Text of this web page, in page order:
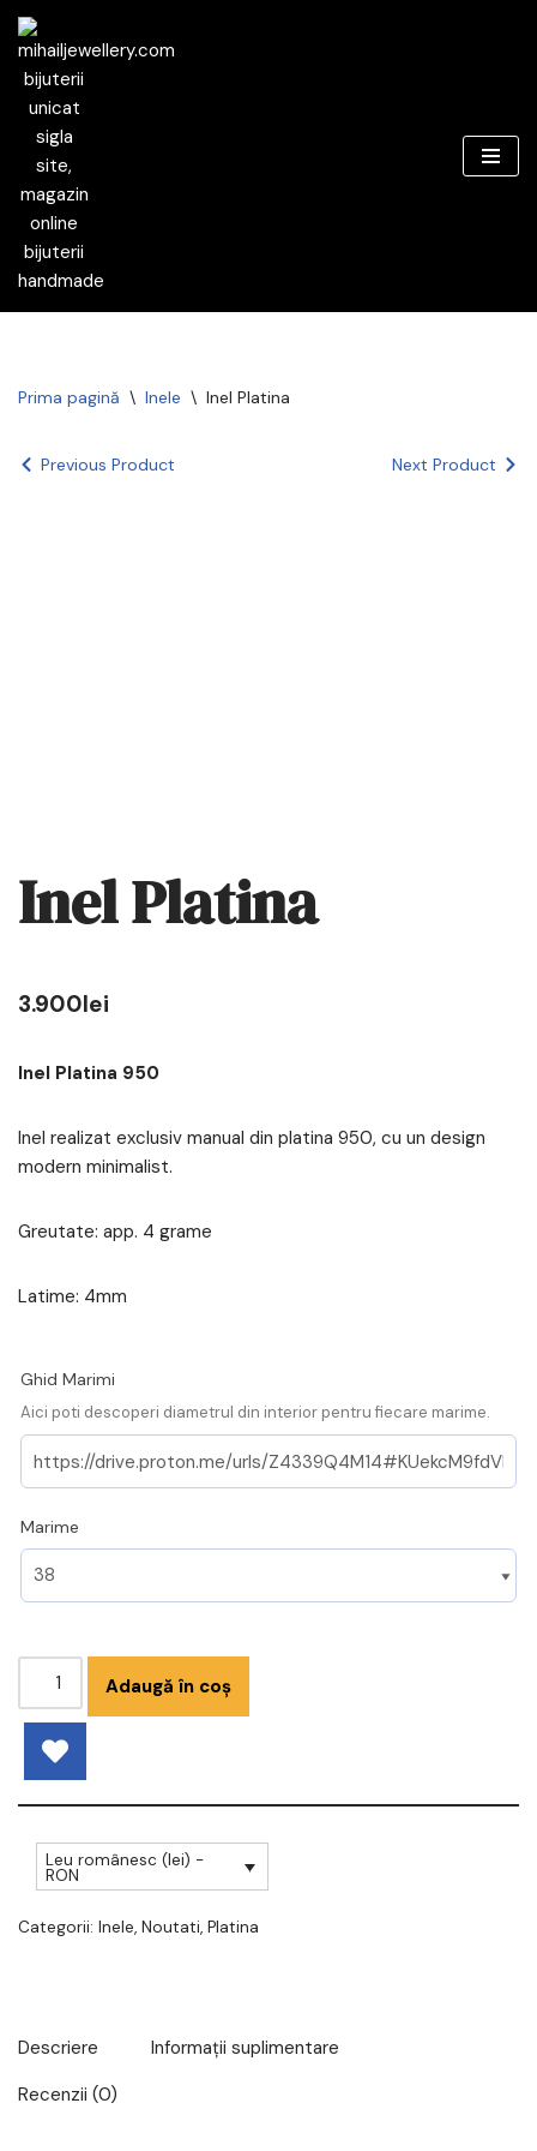
Prima pagină \ Inele \ Inel Platina
Previous Product Next Product
Inel Platina
3.900lei
Inel Platina 950
Inel realizat exclusiv manual din platina 950, cu un design
modern minimalist.
Greutate: app. 4 grame
Latime: 4mm
Ghid Marimi
Aici poti descoperi diametrul din interior pentru fiecare marime.
Marime
Adaugă în coș
Leu românesc (lei) -
RON
Categorii: Inele, Noutati, Platina
Descriere
Informații suplimentare
Recenzii (0)